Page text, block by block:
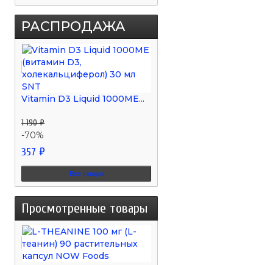
РАСПРОДАЖА
Vitamin D3 Liquid 1000МЕ...
1 190 ₽
-70%
357 ₽
Все скидки
Просмотренные товары